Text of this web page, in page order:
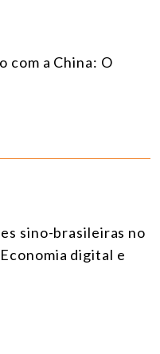
com a China: O
sino-brasileiras no
digital e